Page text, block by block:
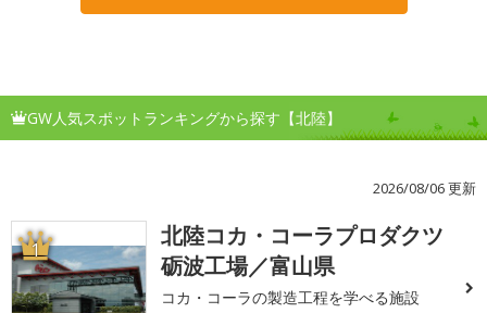
GW人気スポットランキングから探す【北陸】
2026/08/06 更新
1
北陸コカ・コーラプロダクツ
砺波工場／富山県
コカ・コーラの製造工程を学べる施設